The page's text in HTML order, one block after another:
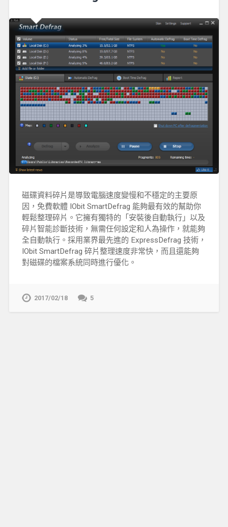
磁碟資料碎片是導致電腦速度變慢和不穩定的主要原
因，免費軟體 IObit SmartDefrag 能夠最有效的幫助你
輕鬆整理碎片。它擁有獨特的「安裝後自動執行」以及
碎片智能診斷技術，無需任何設定和人為操作，就能夠
全自動執行。採用業界最先進的 ExpressDefrag 技術，
IObit SmartDefrag 碎片整理速度非常快，而且還能夠
對磁碟的檔案系統同時進行優化。
2017/02/18 5